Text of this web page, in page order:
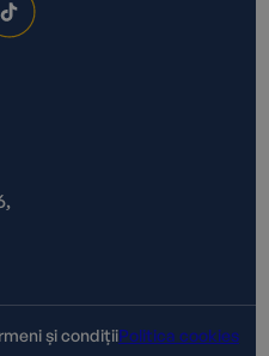
și condițiiPolitica cookies